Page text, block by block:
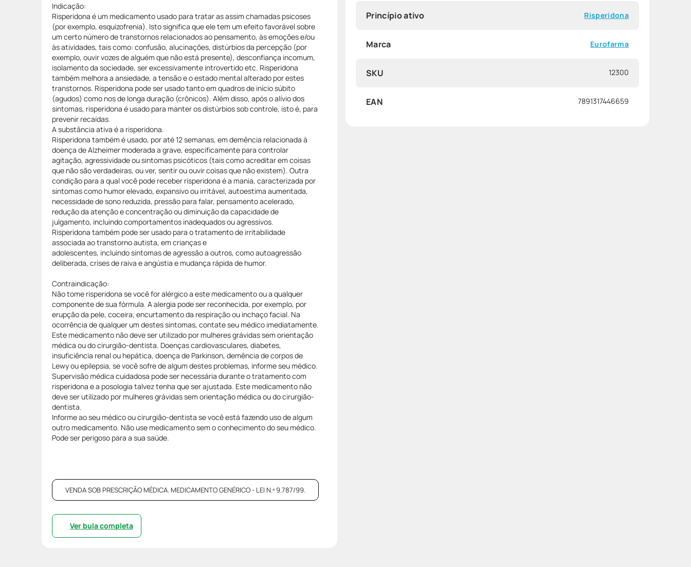
Indicação:
Risperidona é um medicamento usado para tratar as assim chamadas psicoses
(por exemplo, esquizofrenia). Isto significa que ele tem um efeito favorável sobre
um certo número de transtornos relacionados ao pensamento, às emoções e/ou
às atividades, tais como: confusão, alucinações, distúrbios da percepção (por
exemplo, ouvir vozes de alguém que não está presente), desconfiança incomum,
isolamento da sociedade, ser excessivamente introvertido etc. Risperidona
também melhora a ansiedade, a tensão e o estado mental alterado por estes
transtornos. Risperidona pode ser usado tanto em quadros de início súbito
(agudos) como nos de longa duração (crônicos). Além disso, após o alívio dos
sintomas, risperidona é usado para manter os distúrbios sob controle, isto é, para
prevenir recaídas.
A substância ativa é a risperidona.
Risperidona também é usado, por até 12 semanas, em demência relacionada à
doença de Alzheimer moderada a grave, especificamente para controlar
agitação, agressividade ou sintomas psicóticos (tais como acreditar em coisas
que não são verdadeiras, ou ver, sentir ou ouvir coisas que não existem). Outra
condição para a qual você pode receber risperidona é a mania, caracterizada por
sintomas como humor elevado, expansivo ou irritável, autoestima aumentada,
necessidade de sono reduzida, pressão para falar, pensamento acelerado,
redução da atenção e concentração ou diminuição da capacidade de
julgamento, incluindo comportamentos inadequados ou agressivos.
Risperidona também pode ser usado para o tratamento de irritabilidade
associada ao transtorno autista, em crianças e
adolescentes, incluindo sintomas de agressão a outros, como autoagressão
deliberada, crises de raiva e angústia e mudança rápida de humor.
Contraindicação:
Não tome risperidona se você for alérgico a este medicamento ou a qualquer
componente de sua fórmula. A alergia pode ser reconhecida, por exemplo, por
erupção da pele, coceira, encurtamento da respiração ou inchaço facial. Na
ocorrência de qualquer um destes sintomas, contate seu médico imediatamente.
Este medicamento não deve ser utilizado por mulheres grávidas sem orientação
médica ou do cirurgião-dentista. Doenças cardiovasculares, diabetes,
insuficiência renal ou hepática, doença de Parkinson, demência de corpos de
Lewy ou epilepsia, se você sofre de algum destes problemas, informe seu médico.
Supervisão médica cuidadosa pode ser necessária durante o tratamento com
risperidona e a posologia talvez tenha que ser ajustada. Este medicamento não
deve ser utilizado por mulheres grávidas sem orientação médica ou do cirurgião-
dentista.
Informe ao seu médico ou cirurgião-dentista se você está fazendo uso de algum
outro medicamento. Não use medicamento sem o conhecimento do seu médico.
Pode ser perigoso para a sua saúde.
VENDA SOB PRESCRIÇÃO MÉDICA. MEDICAMENTO GENÉRICO - LEI N.º 9.787/99.
Ver bula completa
Princípio ativo Risperidona
Marca Eurofarma
SKU 12300
EAN 7891317446659